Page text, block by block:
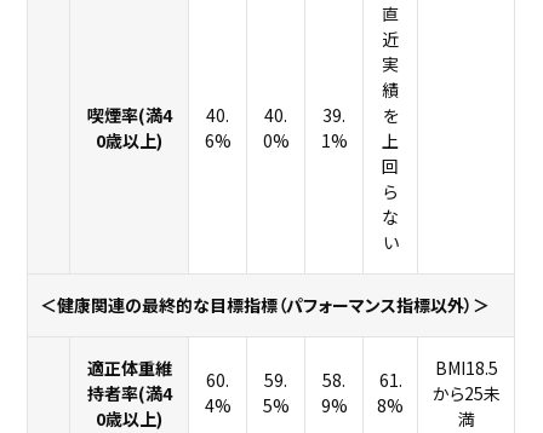
喫煙率(満4
0歳以上)
40.
6%
40.
0%
39.
1%
直
近
実
績
を
上
回
ら
な
い
＜健康関連の最終的な目標指標（パフォーマンス指標以外）＞
適正体重維
持者率(満4
0歳以上)
60.
4%
59.
5%
58.
9%
61.
8%
BMI18.5
から25未
満